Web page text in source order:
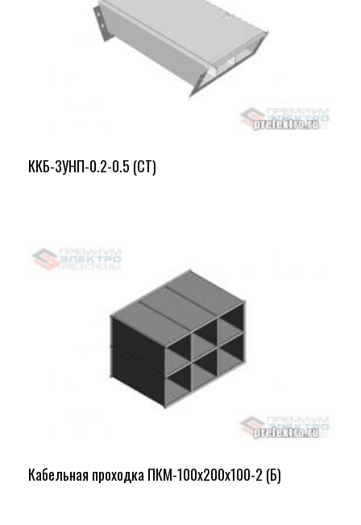
ККБ-3УНП-0.2-0.5 (СТ)
Кабельная проходка ПКМ-100х200х100-2 (Б)